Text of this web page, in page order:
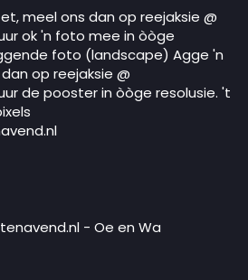
meel ons dan op reejaksie @
ok 'n foto mee in òòge
foto (landscape) Agge 'n
op reejaksie @
de pooster in òòge resolusie. 't
- Oe en Wa